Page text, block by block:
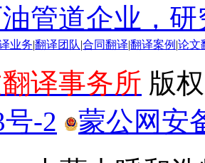
管道企业，
业务 翻译团队 合同翻译 翻译案例 论文
译事务所 版
号-2
蒙公网安